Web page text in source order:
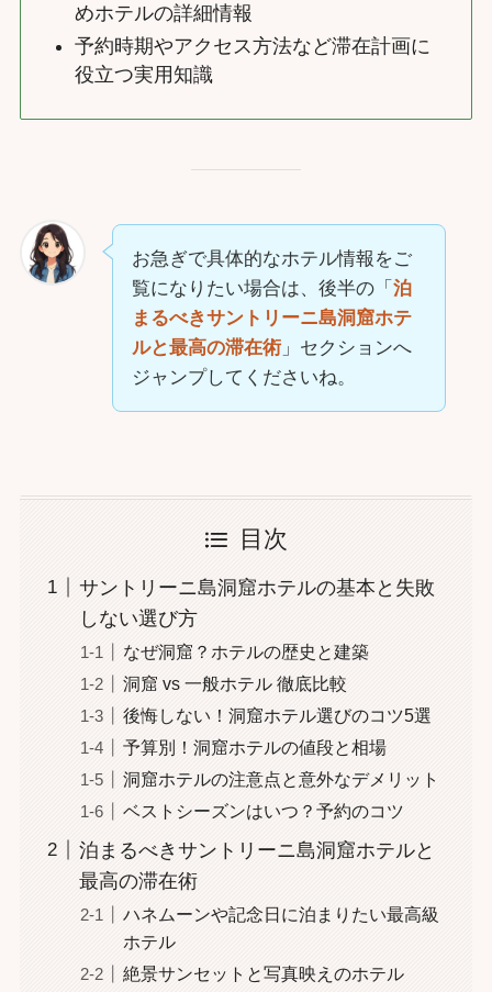
めホテルの詳細情報
予約時期やアクセス方法など滞在計画に
役立つ実用知識
お急ぎで具体的なホテル情報をご
覧になりたい場合は、後半の「 泊
まるべきサントリーニ島洞窟ホテ
ルと最高の滞在術」セクションへ
ジャンプしてくださいね。
目次
サントリーニ島洞窟ホテルの基本と失敗
しない選び方
なぜ洞窟？ホテルの歴史と建築
洞窟 vs 一般ホテル 徹底比較
後悔しない！洞窟ホテル選びのコツ5選
予算別！洞窟ホテルの値段と相場
洞窟ホテルの注意点と意外なデメリット
ベストシーズンはいつ？予約のコツ
泊まるべきサントリーニ島洞窟ホテルと
最高の滞在術
ハネムーンや記念日に泊まりたい最高級
ホテル
絶景サンセットと写真映えのホテル